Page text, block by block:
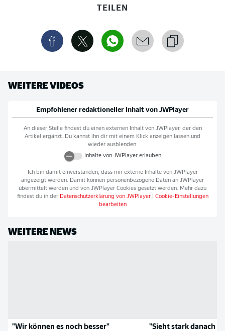
TEILEN
WEITERE VIDEOS
Empfohlener redaktioneller Inhalt von JWPlayer
An dieser Stelle findest du einen externen Inhalt von JWPlayer, der den
Artikel ergänzt. Du kannst ihn dir mit einem Klick anzeigen lassen und
wieder ausblenden.
Inhalte von JWPlayererlauben
Ich bin damit einverstanden, dass mir externe Inhalte von JWPlayer
angezeigt werden. Damit können personenbezogene Daten an JWPlayer
übermittelt werden und von JWPlayer Cookies gesetzt werden. Mehr dazu
findest du in der Datenschutzerklärung von JWPlayer| Cookie-Einstellungen
bearbeiten
WEITERE NEWS
"Wir können es noch besser"
"Sieht stark danach